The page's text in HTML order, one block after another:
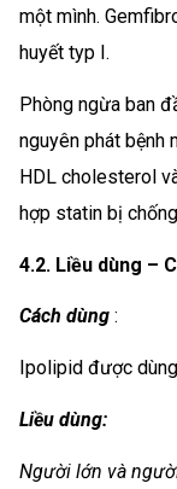
một mình.
huyết typ I.
Phòng ngừa ban
nguyên phát bệnh
HDL cholesterol
hợp statin bị
4.2. Liều dùng –
Cách dùng :
Ipolipid được
Liều dùng:
Người lớn và